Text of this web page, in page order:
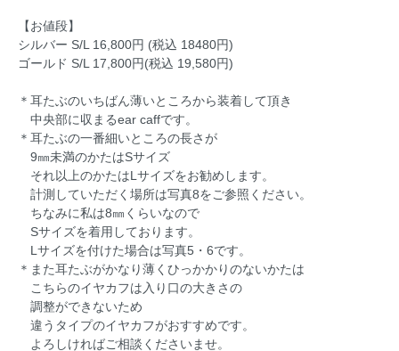
【お値段】
シルバー S/L 16,800円 (税込 18480円)
ゴールド S/L 17,800円(税込 19,580円)
＊耳たぶのいちばん薄いところから装着して頂き
中央部に収まるear caffです。
＊耳たぶの一番細いところの長さが
9㎜未満のかたはSサイズ
それ以上のかたはLサイズをお勧めします。
計測していただく場所は写真8をご参照ください。
ちなみに私は8㎜くらいなので
Sサイズを着用しております。
Lサイズを付けた場合は写真5・6です。
＊また耳たぶがかなり薄くひっかかりのないかたは
こちらのイヤカフは入り口の大きさの
調整ができないため
違うタイプのイヤカフがおすすめです。
よろしければご相談くださいませ。